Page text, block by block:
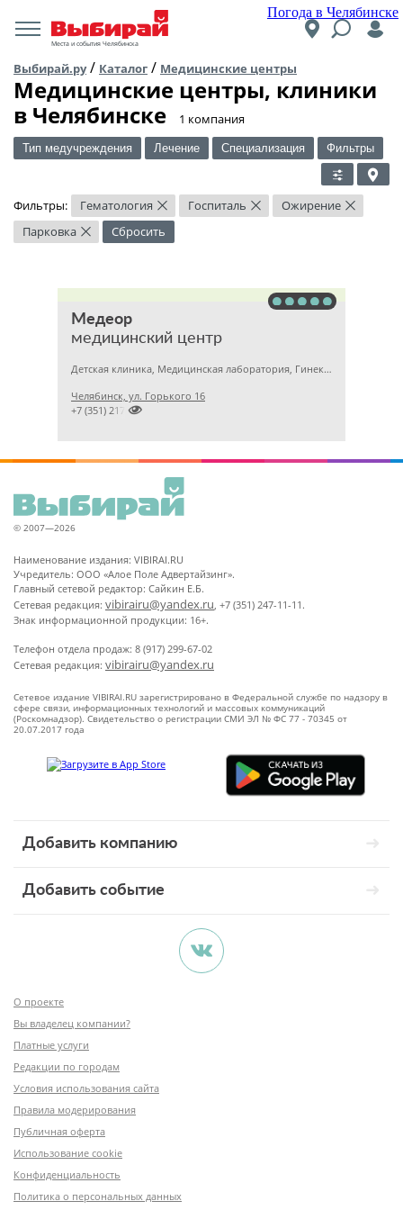
Погода в Челябинске
Места и события Челябинска
Выбирай.ру/ Каталог / Медицинские центры
Медицинские центры, клиники
в Челябинске
​1 компания
Тип медучреждения Лечение Специализация Фильтры
Фильтры: Гематология × Госпиталь × Ожирение ×
Парковка × Сбросить
Медеор
медицинский центр
Детская клиника, Медицинская лаборатория, Гинекология
Челябинск, ул. Горького 16

+7 (351) 2172376
© 2007—2026
Наименование издания: VIBIRAI.RU
Учредитель: ООО «Алое Поле Адвертайзинг».
Главный сетевой редактор: Сайкин Е.Б.
Сетевая редакция: vibirairu@yandex.ru, +7 (351) 247-11-11.
Знак информационной продукции: 16+.
Телефон отдела продаж: 8 (917) 299-67-02
Сетевая редакция: vibirairu@yandex.ru
Сетевое издание VIBIRAI.RU зарегистрировано в Федеральной службе по надзору в
сфере связи, информационных технологий и массовых коммуникаций
(Роскомнадзор). Свидетельство о регистрации СМИ ЭЛ № ФС 77 - 70345 от
20.07.2017 года
Добавить компанию
Добавить событие
О проекте
Вы владелец компании?
Платные услуги
Редакции по городам
Условия использования сайта
Правила модерирования
Публичная оферта
Использование cookie
Конфиденциальность
Политика о персональных данных